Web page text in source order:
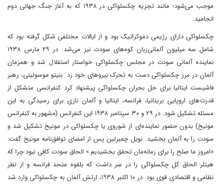
موجب می‌شود؛ مانند تجزیه چکسلواکی در ۱۹۳۸ که به آغاز جنگ جهانی دوم
انجامید.
چکسلواکی دارای رژیمی دموکراتیک بود و از ایالات مختلفی شکل گرفته بود که
شامل سه میلیون آلمانی‌زبان کوه‌های سودت نیز می‌شد. در ۲۹ مارس ۱۹۳۸
نماینده آلمانی سودت در مجلس چکسلواکی خواستار استقلال شد و همزمان
آلمان در مرز چکسلواکی دست به تحرک نیروهای خود زد. بنیتو موسولینی، رهبر
فاشیست ایتالیا برای حل بحران چکسلواکی پیشنهاد کرد کنفرانسی متشکل از
قدرت‌های اروپایی بریتانیا، فرانسه، ایتالیا و آلمان نازی برای رسیدگی به این
مسئله تشکیل شود. در ۲۹ و ۳۰ سپتامبر ۱۹۳۸ این کنفرانس (مشهور به کنفرانس
مونیخ) بدون حضور نماینده‌ای از شوروی یا چکسلواکی در مونیخ تشکیل شد و
سودت را به آلمان بخشید. نویل چمبرلین پس از امضای توافق‌نامه مونیخ گفت:
«امروز ما صلح را برای زمانه‌مان تحقق بخشیدیم.» الحاق سودت کافی نبود چرا که
هیتلر الحاق کل چکسلواکی را در سر داشت که بلقوه متحد فرانسه و از نظر
نظامی و اقتصادی قوی بود. در ۱۰ اکتبر ۱۹۳۸، ارتش آلمان به چکسلواکی وارد شد